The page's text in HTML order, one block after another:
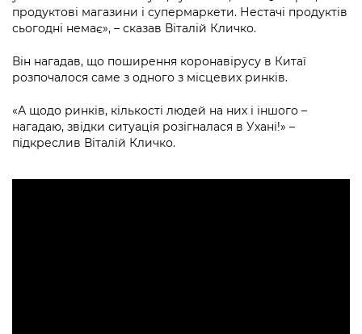
Підприємства, установи, організації
Kyiv International Relations
Річні звіти
Гендерна політика
Безбар'єрність
Портал Захисників та Захисниць
Безбар'єрність
Міський застосунок Київ Цифровий
Уряд» – місцевий рівень»
Про відкриті дані
Публічні дашборди
продуктові магазини і супермаркети. Нестачі продуктів
сьогодні немає», – сказав Віталій Кличко.
Він нагадав, що поширення коронавірусу в Китаї
розпочалося саме з одного з місцевих ринків.
«А щодо ринків, кількості людей на них і іншого –
нагадаю, звідки ситуація розігналася в Ухані!» –
підкреслив Віталій Кличко.